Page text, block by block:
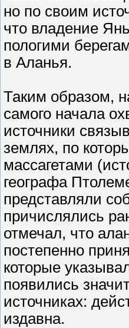
но по своим
что владение
пологими
в Аланья.
Таким образом,
самого начала
источники
землях, по
массагетами
географа
представляли
причислялись
отмечал, что
постепенно
которые
появились
источниках:
издавна.